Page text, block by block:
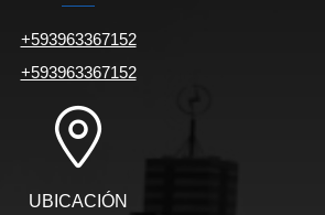
+593963367152
+593963367152
UBICACIÓN